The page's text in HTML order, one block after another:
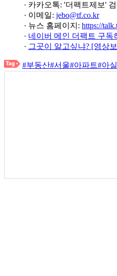
· 카카오톡: '더팩트제보'
· 이메일: jebo@tf.co.kr
· 뉴스 홈페이지: https://
· 네이버 메인 더팩트 구
· 그곳이 알고싶냐? [영상
#부동산#서울#아파트#아실